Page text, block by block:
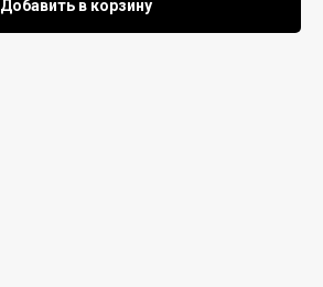
Добавить в корзину